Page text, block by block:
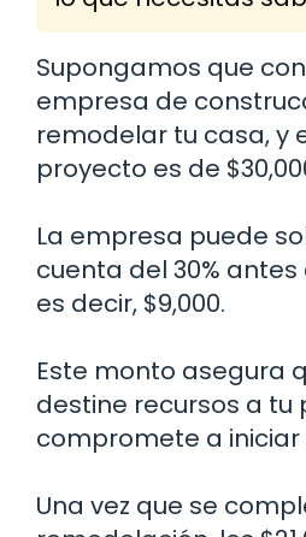
Supongamos que
empresa de
remodelar tu casa, y
proyecto es de
La empresa puede
cuenta del 30%
es decir, $9,000.
Este monto asegura
destine recursos a tu
compromete a
Una vez que se